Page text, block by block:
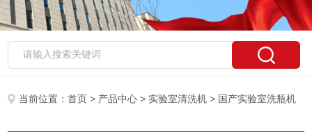
当前位置：首页 > 产品中心 > 实验室清洗机 > 国产实验室洗瓶机